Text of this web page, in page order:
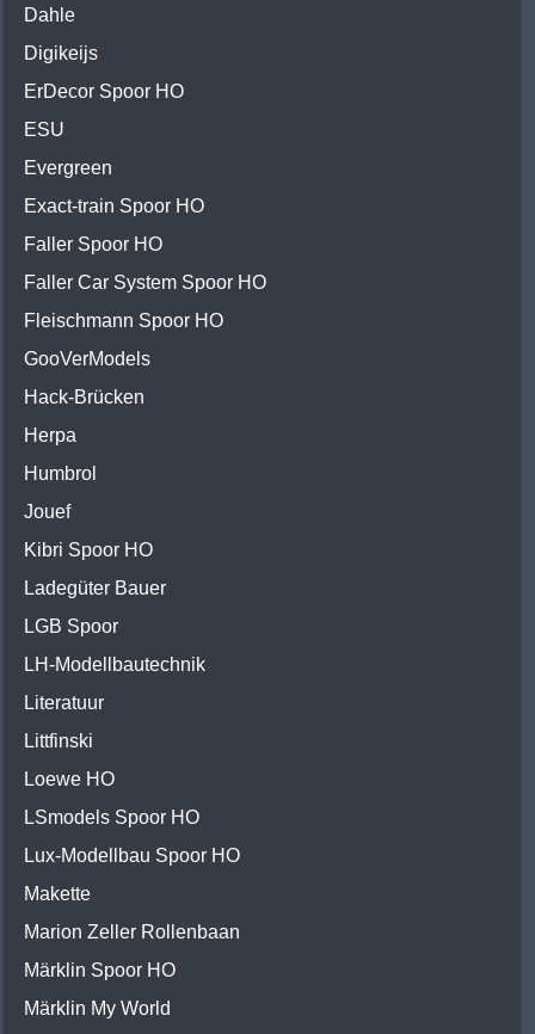
Dahle
Digikeijs
ErDecor Spoor HO
ESU
Evergreen
Exact-train Spoor HO
Faller Spoor HO
Faller Car System Spoor HO
Fleischmann Spoor HO
GooVerModels
Hack-Brücken
Herpa
Humbrol
Jouef
Kibri Spoor HO
Ladegüter Bauer
LGB Spoor
LH-Modellbautechnik
Literatuur
Littfinski
Loewe HO
LSmodels Spoor HO
Lux-Modellbau Spoor HO
Makette
Marion Zeller Rollenbaan
Märklin Spoor HO
Märklin My World